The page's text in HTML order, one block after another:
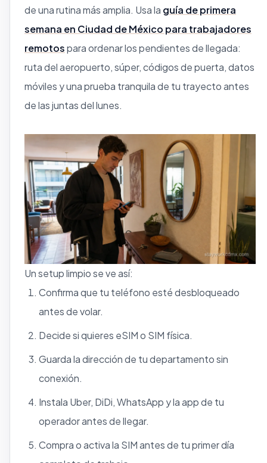
de una rutina más amplia. Usa la guía de primera
semana en Ciudad de México para trabajadores
remotospara ordenar los pendientes de llegada:
ruta del aeropuerto, súper, códigos de puerta, datos
móviles y una prueba tranquila de tu trayecto antes
de las juntas del lunes.
Un setup limpio se ve así:
Confirma que tu teléfono esté desbloqueado
antes de volar.
Decide si quieres eSIM o SIM física.
Guarda la dirección de tu departamento sin
conexión.
Instala Uber, DiDi, WhatsApp y la app de tu
operador antes de llegar.
Compra o activa la SIM antes de tu primer día